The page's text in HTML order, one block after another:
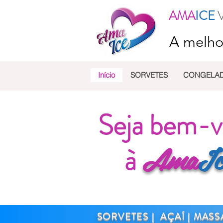
AMAICE
A
Início SORVETES
Seja bem-
àAma
SORVETES | AÇAÍ |